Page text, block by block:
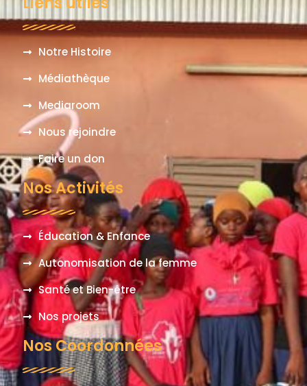
Notre Histoire
Médiathèque
Mediaroom
Nous rejoindre
Faire un don
Nos Activités
Éducation & Enfance
Autonomisation de la femme
Santé et Bien-être
Nos projets
Nos Coordonnées